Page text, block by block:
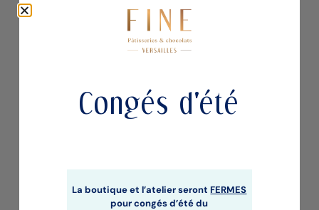
L'ABSOLU PRALINE NOISETTE & ECLATS
DE NOISETTE
Gourmandises
Congés d'été
La boutique et l’atelier seront FERMES
pour congés d’été du